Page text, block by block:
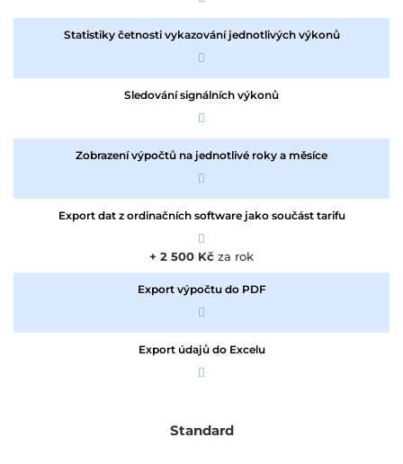
Statistiky četnosti vykazování jednotlivých výkonů
Sledování signálních výkonů
Zobrazení výpočtů na jednotlivé roky a měsíce
Export dat z ordinačních software jako součást tarifu
+ 2 500 Kč za rok
Export výpočtu do PDF
Export údajů do Excelu
Standard